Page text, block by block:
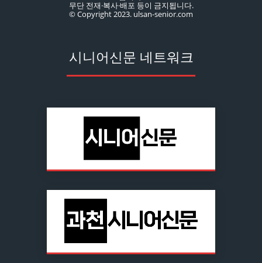
무단 전재·복사·배포 등이 금지됩니다.
© Copyright 2023. ulsan-senior.com
시니어신문 네트워크